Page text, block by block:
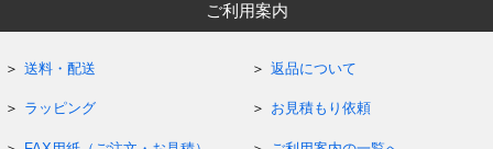
ご利用案内
送料・配送 返品について
ラッピング お見積もり依頼